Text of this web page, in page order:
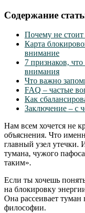
Содержание
Почему не
Карта
внимание
7 признаков,
внимания
Что важно
FAQ – частые
Как
Заключение – с
Нам всем хочется не
объяснения. Что
главный узел утечки.
тумана, чужого
таким».
Если ты хочешь
на блокировку
Она рассеивает туман
философии.